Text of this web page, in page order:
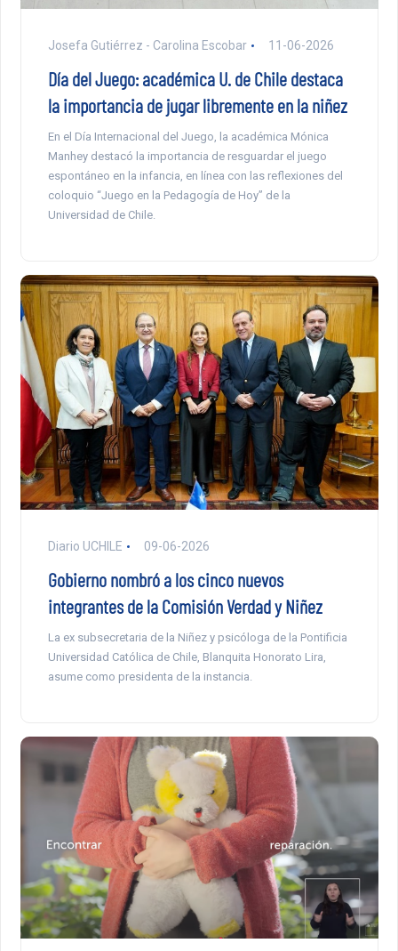
Josefa Gutiérrez - Carolina Escobar 11-06-2026
Día del Juego: académica U. de Chile destaca
la importancia de jugar libremente en la niñez
En el Día Internacional del Juego, la académica Mónica
Manhey destacó la importancia de resguardar el juego
espontáneo en la infancia, en línea con las reflexiones del
coloquio “Juego en la Pedagogía de Hoy” de la
Universidad de Chile.
Diario UCHILE 09-06-2026
Gobierno nombró a los cinco nuevos
integrantes de la Comisión Verdad y Niñez
La ex subsecretaria de la Niñez y psicóloga de la Pontificia
Universidad Católica de Chile, Blanquita Honorato Lira,
asume como presidenta de la instancia.